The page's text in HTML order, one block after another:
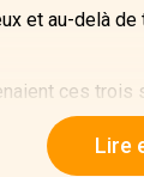
et au-delà
ces
sans
de
Lire